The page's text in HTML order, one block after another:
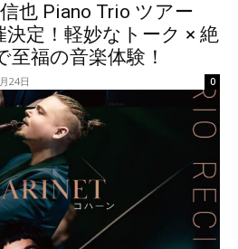
也 Piano Trio ツアー
決定！軽妙なトーク × 絶
福の音楽体験！
24日 0